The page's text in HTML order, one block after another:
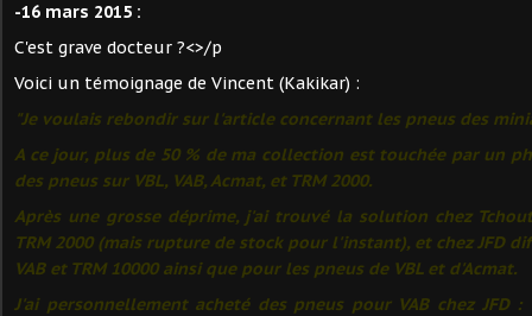
-16 mars 2015 :
C'est grave docteur ?<>/p
Voici un témoignage de Vincent (Kakikar) :
"Je voulais rebondir sur l'article concernant les pneus des
A ce jour, plus de 50 % de ma collection est touchée par un
des pneus sur VBL, VAB, Acmat, et TRM 2000.
Après une grosse déprime, j'ai trouvé la solution chez
TRM 2000 (mais rupture de stock pour l'instant), et chez JFD
VAB et TRM 10000 ainsi que pour les pneus de VBL et d'Acmat.
J'ai personnellement acheté des pneus pour VAB chez JFD